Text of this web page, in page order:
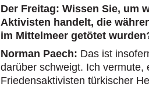
Der Freitag: Wissen Sie, um
Aktivisten handelt, die
im Mittelmeer getötet
Norman Paech: Das ist
darüber schweigt. Ich vermute,
Friedensaktivisten türkischer